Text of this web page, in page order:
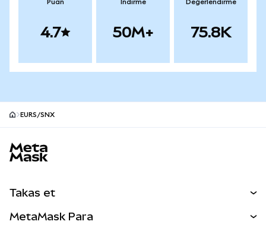
Puan
4.7
İndirme
50M+
Değerlendirme
75.8K
EURS/SNX
Takas et
MetaMask Para